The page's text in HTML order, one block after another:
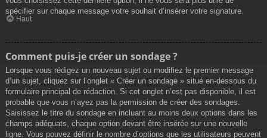
spécifier sur chaque message votre souhait d’insérer votre signature.
Haut
Comment puis-je créer un sondage ?
Lorsque vous rédigez un nouveau sujet ou modifiez le premier message
d’un sujet, cliquez sur l’onglet « Créer un sondage » situé en-dessous du
formulaire principal de rédaction. Si cet onglet n’est pas disponible, il est
probable que vous n’ayez pas la permission de créer des sondages.
Saisissez le titre du sondage en incluant au moins deux options dans les
champs adéquats, chaque option devant être insérée sur une nouvelle
ligne. Vous pouvez définir le nombre d’options que les utilisateurs peuvent